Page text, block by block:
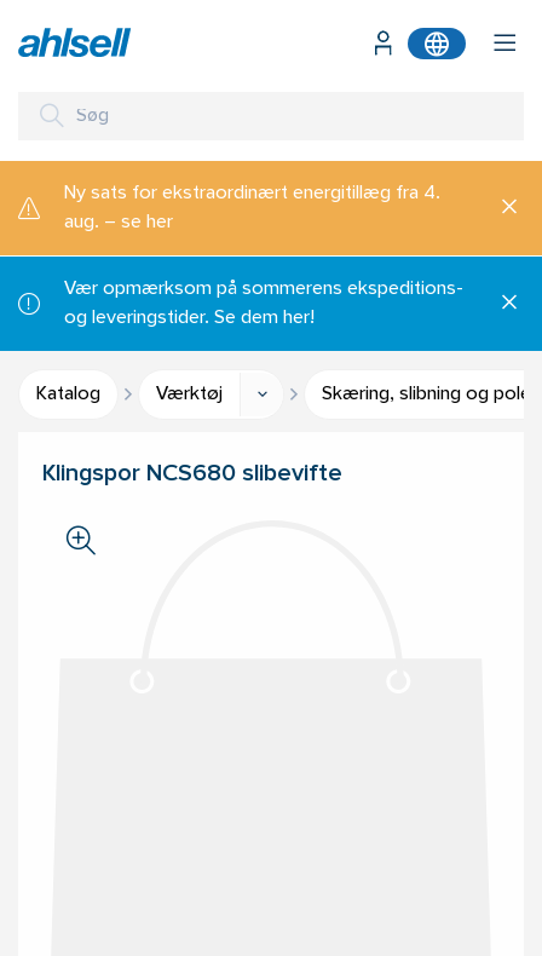
Ny sats for ekstraordinært energitillæg fra 4.
aug. – se her
Vær opmærksom på sommerens ekspeditions-
og leveringstider. Se dem her!
Katalog Værktøj Skæring, slibning og
Klingspor NCS680 slibevifte